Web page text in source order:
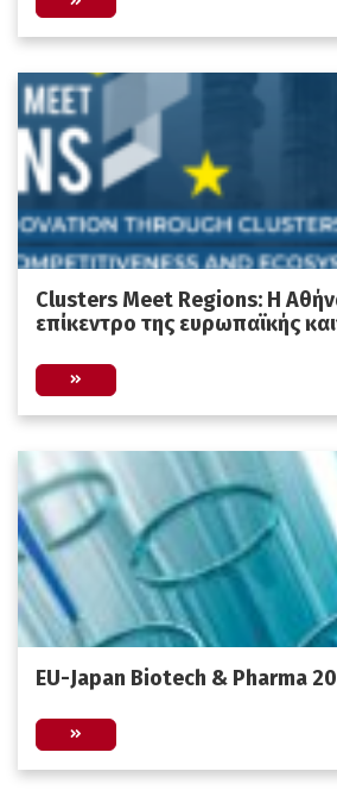
Clusters Meet Regions: Η
επίκεντρο της ευρωπαϊκής
EU-Japan Biotech & Pharma